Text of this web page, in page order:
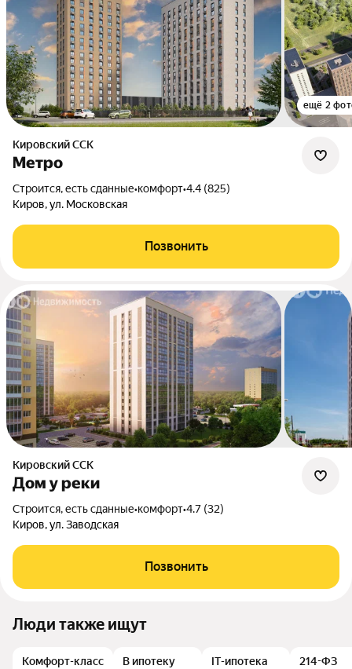
ещё 2
Кировский ССК
Метро
Строится, есть сданные•комфорт•4.4 (825)
Киров, ул. Московская
Позвонить
Кировский ССК
Дом у реки
Строится, есть сданные•комфорт•4.7 (32)
Киров, ул. Заводская
Позвонить
Люди также ищут
Комфорт-класс В ипотеку IT-ипотека 214-ФЗ